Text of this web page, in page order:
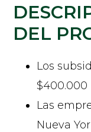
DEL
Los
$400.000
Las
Nueva